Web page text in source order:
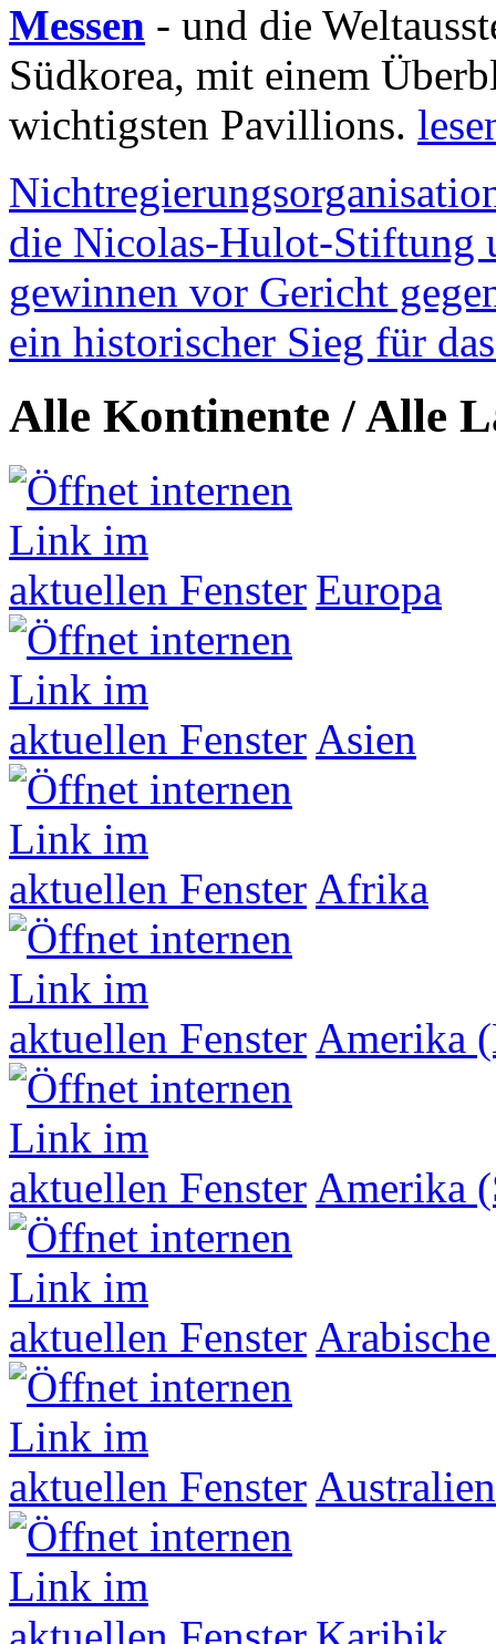
Messen - und die
Südkorea, mit einem
wichtigsten Pavillions.
die Nicolas-Hulot-Stiftung
gewinnen vor Gericht
ein historischer Sieg für
Alle Kontinente / Alle
Europa
Asien
Afrika
Amerika
Amerika
Australien